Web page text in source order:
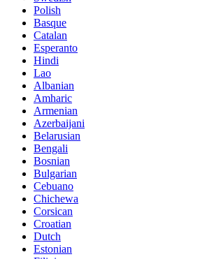
Polish
Basque
Catalan
Esperanto
Hindi
Lao
Albanian
Amharic
Armenian
Azerbaijani
Belarusian
Bengali
Bosnian
Bulgarian
Cebuano
Chichewa
Corsican
Croatian
Dutch
Estonian